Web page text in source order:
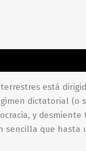
está
dictatorial (o
y
sencilla que